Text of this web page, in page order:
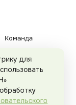
Команда
для